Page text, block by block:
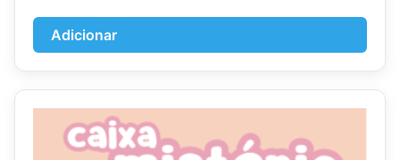
Adicionar
product